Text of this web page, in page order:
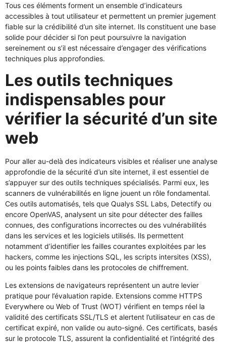
Tous ces éléments forment un ensemble d’indicateurs
accessibles à tout utilisateur et permettent un premier jugement
fiable sur la crédibilité d’un site internet. Ils constituent une base
solide pour décider si l’on peut poursuivre la navigation
sereinement ou s’il est nécessaire d’engager des vérifications
techniques plus approfondies.
Les outils techniques
indispensables pour
vérifier la sécurité d’un site
web
Pour aller au-delà des indicateurs visibles et réaliser une analyse
approfondie de la sécurité d’un site internet, il est essentiel de
s’appuyer sur des outils techniques spécialisés. Parmi eux, les
scanners de vulnérabilités en ligne jouent un rôle fondamental.
Ces outils automatisés, tels que Qualys SSL Labs, Detectify ou
encore OpenVAS, analysent un site pour détecter des failles
connues, des configurations incorrectes ou des vulnérabilités
dans les services et les logiciels utilisés. Ils permettent
notamment d’identifier les failles courantes exploitées par les
hackers, comme les injections SQL, les scripts intersites (XSS),
ou les points faibles dans les protocoles de chiffrement.
Les extensions de navigateurs représentent un autre levier
pratique pour l’évaluation rapide. Extensions comme HTTPS
Everywhere ou Web of Trust (WOT) vérifient en temps réel la
validité des certificats SSL/TLS et alertent l’utilisateur en cas de
certificat expiré, non valide ou auto-signé. Ces certificats, basés
sur le protocole TLS, assurent la confidentialité et l’intégrité des